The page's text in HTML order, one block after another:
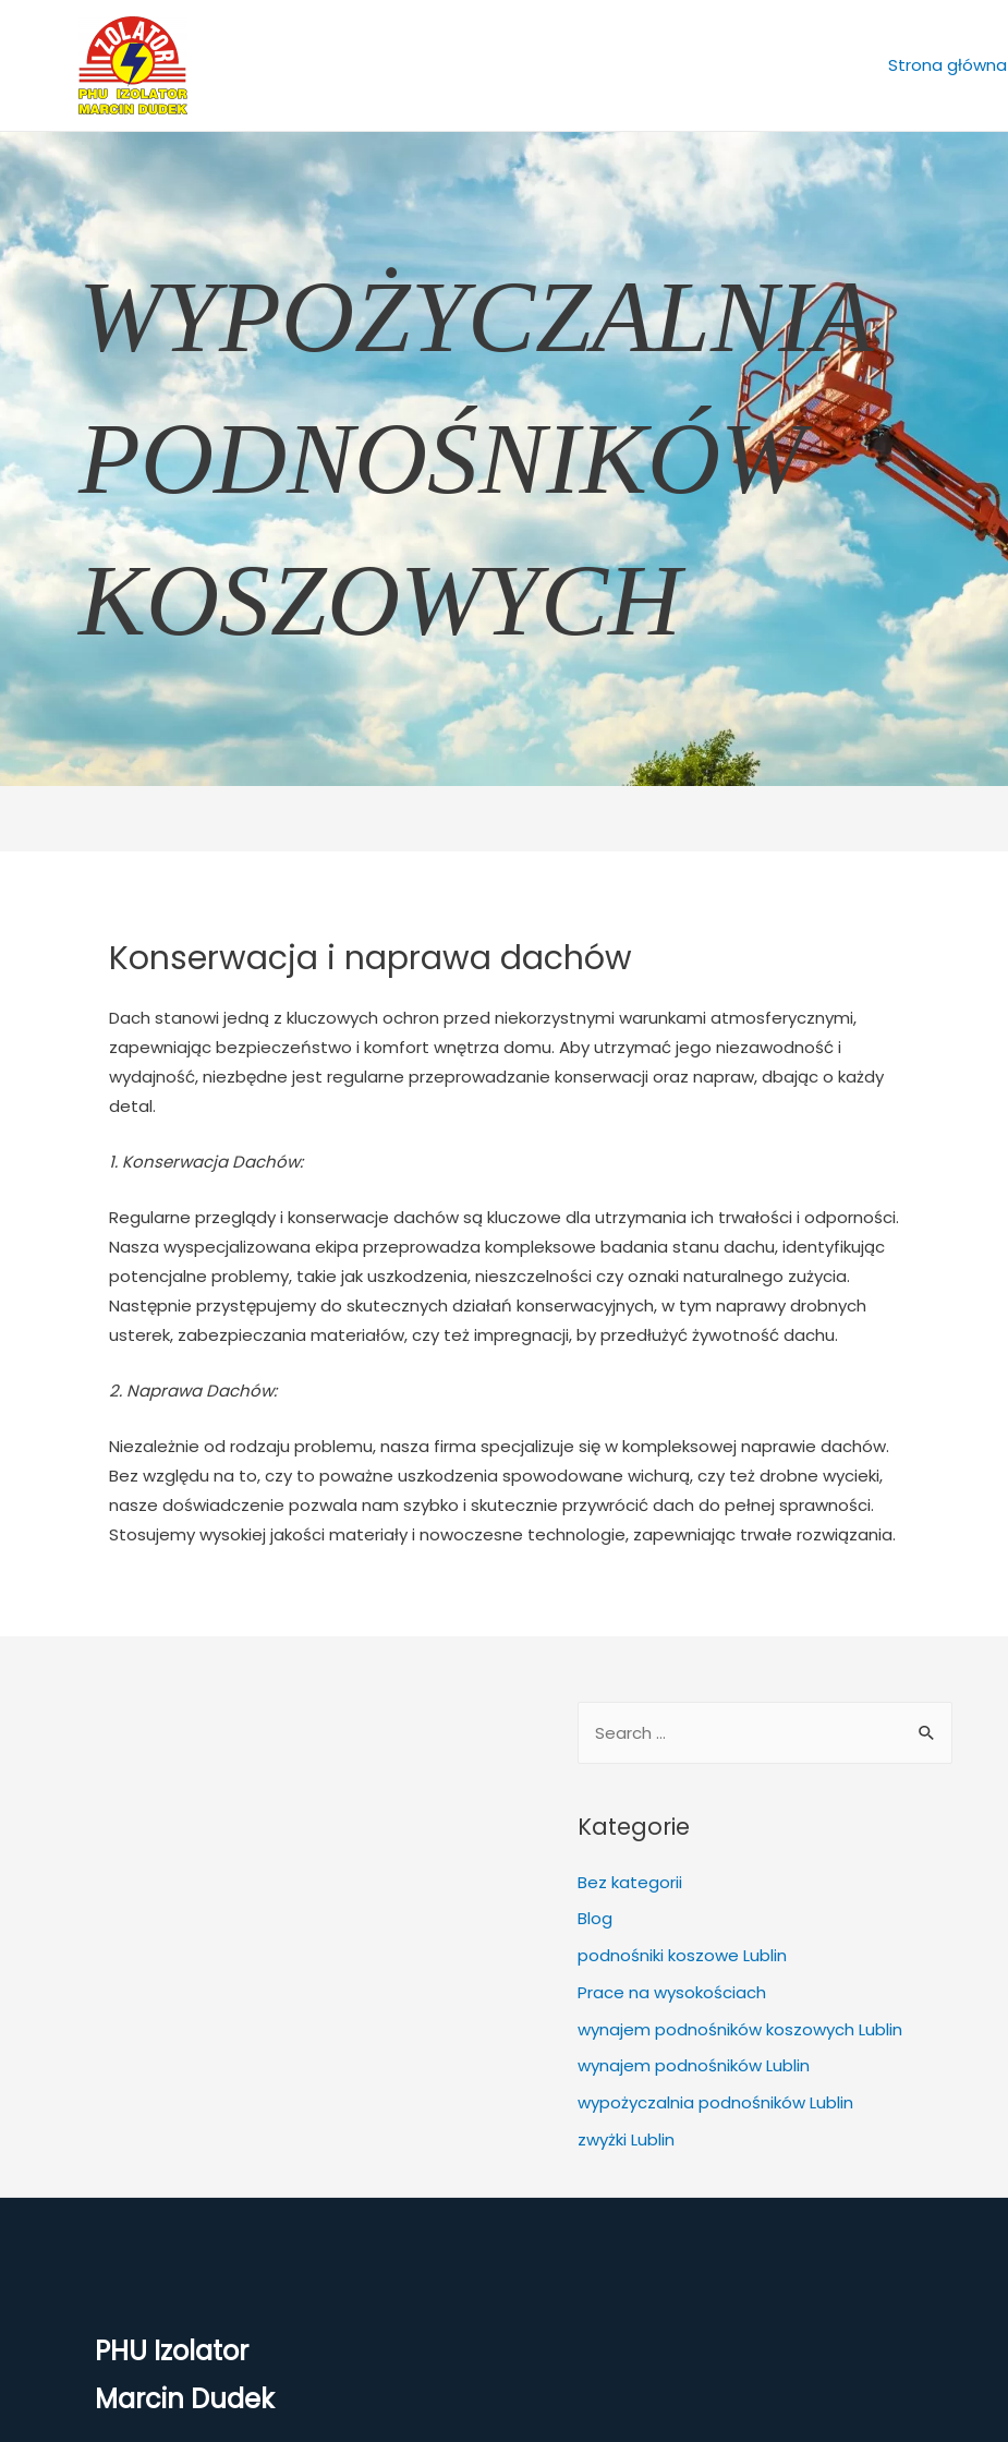
Strona główna
WYPOŻYCZALNIA
PODNOŚNIKÓW
KOSZOWYCH
Konserwacja i naprawa dachów
Dach stanowi jedną z kluczowych ochron przed niekorzystnymi warunkami atmosferycznymi,
zapewniając bezpieczeństwo i komfort wnętrza domu. Aby utrzymać jego niezawodność i
wydajność, niezbędne jest regularne przeprowadzanie konserwacji oraz napraw, dbając o każdy
detal.
1. Konserwacja Dachów:
Regularne przeglądy i konserwacje dachów są kluczowe dla utrzymania ich trwałości i odporności.
Nasza wyspecjalizowana ekipa przeprowadza kompleksowe badania stanu dachu, identyfikując
potencjalne problemy, takie jak uszkodzenia, nieszczelności czy oznaki naturalnego zużycia.
Następnie przystępujemy do skutecznych działań konserwacyjnych, w tym naprawy drobnych
usterek, zabezpieczania materiałów, czy też impregnacji, by przedłużyć żywotność dachu.
2. Naprawa Dachów:
Niezależnie od rodzaju problemu, nasza firma specjalizuje się w kompleksowej naprawie dachów.
Bez względu na to, czy to poważne uszkodzenia spowodowane wichurą, czy też drobne wycieki,
nasze doświadczenie pozwala nam szybko i skutecznie przywrócić dach do pełnej sprawności.
Stosujemy wysokiej jakości materiały i nowoczesne technologie, zapewniając trwałe rozwiązania.
r
h
f
Kategorie
Bez kategorii
Blog
podnośniki koszowe Lublin
Prace na wysokościach
wynajem podnośników koszowych Lublin
wynajem podnośników Lublin
wypożyczalnia podnośników Lublin
zwyżki Lublin
PHU Izolator
Marcin Dudek